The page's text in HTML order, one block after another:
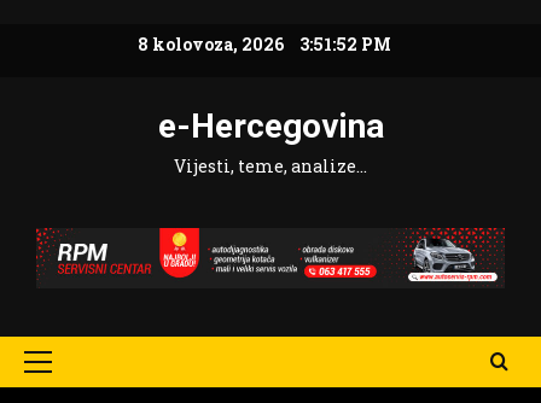
8 kolovoza, 2026 3:51:53 PM
e-Hercegovina
Vijesti, teme, analize…
Primary